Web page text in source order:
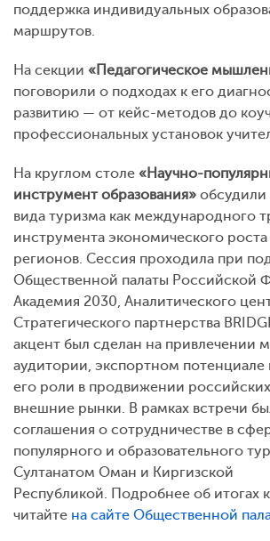
поддержка индивидуальных
маршрутов.
На секции «Педагогическое
поговорили о подходах к его
развитию — от кейс-методов до
профессиональных установок
На круглом столе «Научно-
инструмент образования» обсудили
вида туризма как международного
инструмента экономического роста
регионов. Сессия проходила при
Общественной палаты Российской
Академия 2030, Аналитического
Стратегического партнерства
акцент был сделан на привлечении
аудитории, экспортном потенциале
его роли в продвижении
внешние рынки. В рамках встречи
соглашения о сотрудничестве в
популярного и образовательного
Султанатом Оман и Киргизской
Республикой. Подробнее об итогах
читайте на сайте Общественной